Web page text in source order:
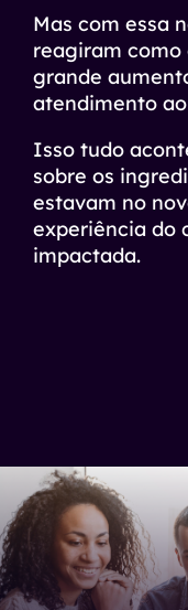
Mas com essa
reagiram como
grande
atendimento
Isso tudo
sobre os
estavam no
experiência do
impactada.